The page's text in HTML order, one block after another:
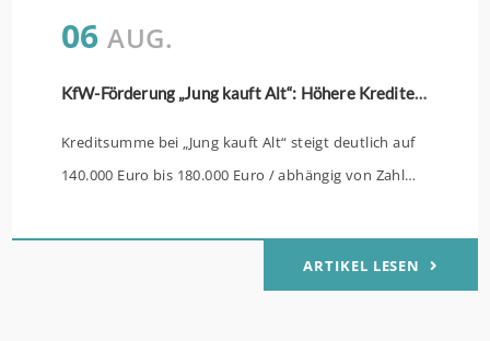
06 AUG.
KfW-Förderung „Jung kauft Alt“: Höhere Kredite ab August 2026
Kreditsumme bei „Jung kauft Alt“ steigt deutlich auf
140.000 Euro bis 180.000 Euro / abhängig von Zahl
verbilligt: Heutiger Zins bei 0,53 Prozent effektiv bei
35 Jahren Laufzeit und 10 Jahren Zinsbindung
ARTIKEL LESEN